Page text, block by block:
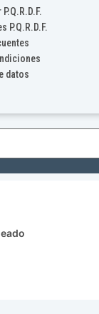
P.Q.R.D.F.
datos